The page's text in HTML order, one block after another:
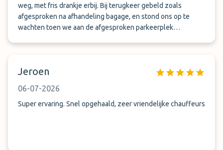
weg, met fris drankje erbij. Bij terugkeer gebeld zoals
afgesproken na afhandeling bagage, en stond ons op te
wachten toen we aan de afgesproken parkeerplek
Jeroen
06-07-2026
Super ervaring. Snel opgehaald, zeer vriendelijke chauffeurs